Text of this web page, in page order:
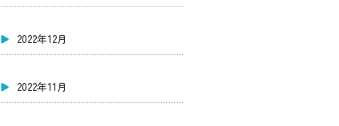
2022年12月
2022年11月